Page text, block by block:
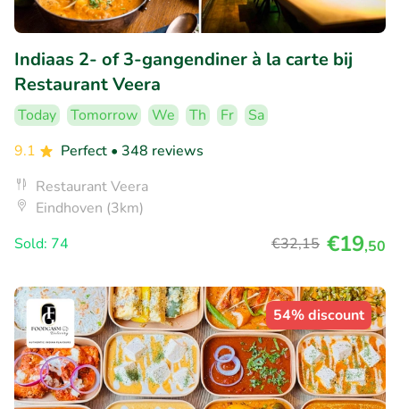
Indiaas 2- of 3-gangendiner à la carte bij
Restaurant Veera
Today Tomorrow We Th Fr
Sa
9.1
Perfect • 348 reviews
Restaurant Veera
Eindhoven (3km)
Sold: 74
€32,15 €19,50
54% discount